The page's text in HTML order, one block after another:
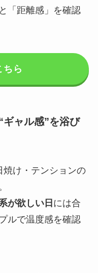
「距離感」を確認
ちら
ャル感”を浴び
焼け・テンションの
が欲しい日 には合
ルで温度感を確認